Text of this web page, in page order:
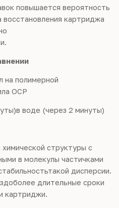
повышается вероятность
восстановления картриджа
на полимерной
OCP
в воде (через 2 минуты)
структуры с
в молекулы частичками
дисперсии.
длительные сроки
картриджи.